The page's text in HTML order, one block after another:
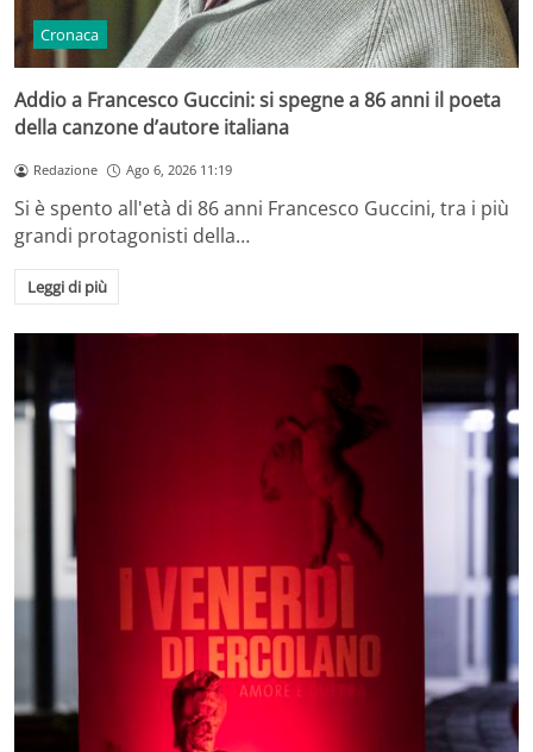
Cronaca
Addio a Francesco Guccini: si spegne a 86 anni il poeta
della canzone d’autore italiana
Redazione Ago 6, 2026 11:19
Si è spento all'età di 86 anni Francesco Guccini, tra i più
grandi protagonisti della…
Leggi di più